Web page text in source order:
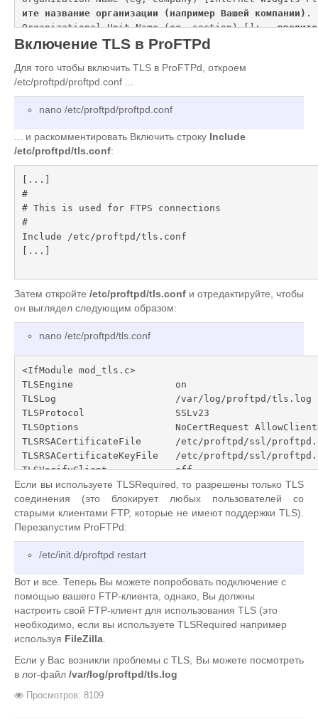
ите название организации (например Вашей компании) .
Organizational Unit Name (eg, section) []: -
ое название группы (например "ИТ отдел")
емы (например "server1.example.com").
Email Address []: -
Включение TLS в ProFTPd
Для того чтобы включить TLS в ProFTPd, откроем
/etc/proftpd/proftpd.conf ...
nano /etc/proftpd/proftpd.conf
... и раскомментировать Включить строку Include
/etc/proftpd/tls.conf:
[...]
#
# This is used for FTPS connections
#
Include /etc/proftpd/tls.conf
[...]
Затем откройте /etc/proftpd/tls.conf и отредактируйте, чтобы
он выглядел следующим образом:
nano /etc/proftpd/tls.conf
<IfModule mod_tls.c>
TLSEngine                  on
TLSLog                     /var/log/proftpd/tls.log
TLSProtocol                SSLv23
TLSOptions                 NoCertRequest
TLSRSACertificateFile      /etc/proftpd/ssl/
TLSRSACertificateKeyFile   /etc/proftpd/ssl/
TLSVerifyClient            off
TLSRequired                on
</IfModule>
Если вы используете TLSRequired, то разрешены только TLS
соединения (это блокирует любых пользователей со
старыми клиентами FTP, которые не имеют поддержки TLS).
Перезапустим ProFTPd:
/etc/init.d/proftpd restart
Вот и все. Теперь Вы можете попробовать подключение с
помощью вашего FTP-клиента, однако, Вы должны
настроить свой FTP-клиент для использования TLS (это
необходимо, если вы используете TLSRequired например
используя FileZilla
Если у Вас возникли проблемы с TLS, Вы можете посмотреть
в лог-файл /var/log/proftpd/tls.log
Просмотров: 8109